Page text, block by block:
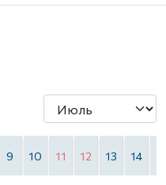
9 10 11 12 13 14